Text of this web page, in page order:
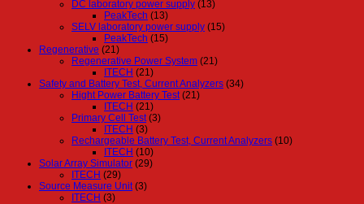
DC laboratory power supply (13)
PeakTech (13)
SELV laboratory power supply (15)
PeakTech (15)
Regenerative (21)
Regenerative Power System (21)
ITECH (21)
Safety and Battery Test, Current Analyzers (34)
Hight Power Battery Test (21)
ITECH (21)
Primary Cell Test (3)
ITECH (3)
Rechargeable Battery Test, Current Analyzers (10)
ITECH (10)
Solar Array Simulator (29)
ITECH (29)
Source Measure Unit (3)
ITECH (3)